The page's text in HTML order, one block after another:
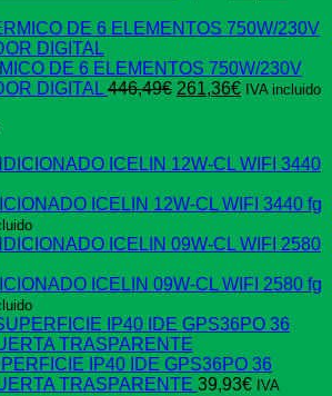
original
62,92€.
DE 6 ELEMENTOS 750W/230V
DIGITAL 446,49€ El
446,49€.
261,36€El
261,36€.
IVA incluido
ICELIN 12W-CL WIFI 3440 fg
ICELIN 09W-CL WIFI 2580 fg
IP40 IDE GPS36PO 36
TRASPARENTE 39,93€ IVA